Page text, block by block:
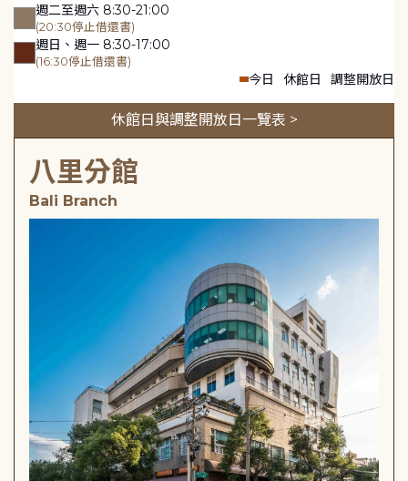
週二至週六 8:30-21:00
(20:30停止借還書)
週日、週一 8:30-17:00
(16:30停止借還書)
今日 休館日 調整開放日
休館日與調整開放日一覽表 >
八里分館
Bali Branch